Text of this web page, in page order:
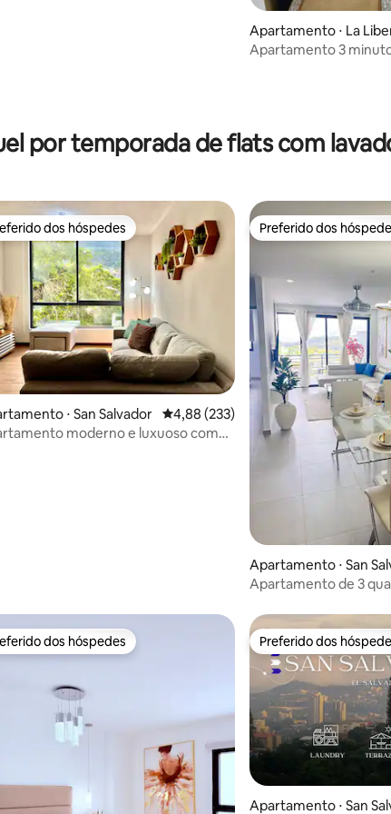
média de 5, 65 avaliações
Apartamento ⋅ La
Salvador
Apartamento 3
por temporada de flats com
média de 5, 289 avaliações
dos hóspedes
dos hóspedes
⋅ San Salvador 4,88 de uma avaliação média de 5,
4,88 (233)
moderno e luxuoso com
Preferido dos
Preferido dos
Apartamento ⋅ San
Apartamento de 3
dos hóspedes
dos hóspedes Preferido dos
Preferido dos
Apartamento ⋅ San